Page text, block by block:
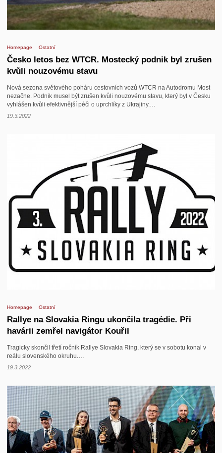
Homepage Ostatní
Česko letos bez WTCR. Mostecký podnik byl zrušen
kvůli nouzovému stavu
Nová sezona světového poháru cestovních vozů WTCR na Autodromu Most
nezačne. Podnik musel být zrušen kvůli nouzovému stavu, který byl v Česku
vyhlášen kvůli efektivnější péči o uprchlíky z Ukrajiny.…
19.3.2022
Homepage Ostatní
Rallye na Slovakia Ringu ukončila tragédie. Při
havárii zemřel navigátor Kouřil
Tragicky skončil třetí ročník Rallye Slovakia Ring, který se v sobotu konal v
reálu slovenského okruhu.…
19.3.2022